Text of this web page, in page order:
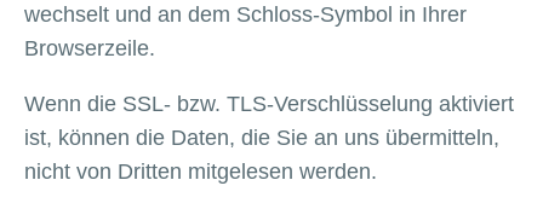
wechselt und an dem Schloss-Symbol in Ihrer
Browserzeile.
Wenn die SSL- bzw. TLS-Verschlüsselung aktiviert
ist, können die Daten, die Sie an uns übermitteln,
nicht von Dritten mitgelesen werden.